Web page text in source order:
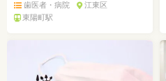
歯医者・病院
江東区
東陽町駅